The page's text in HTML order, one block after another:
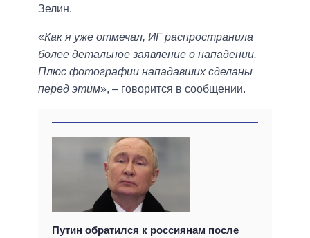
Зелин.
«Как я уже отмечал, ИГ распространила
более детальное заявление о нападении.
Плюс фотографии нападавших сделаны
перед этим», – говорится в сообщении.
Путин обратился к россиянам после